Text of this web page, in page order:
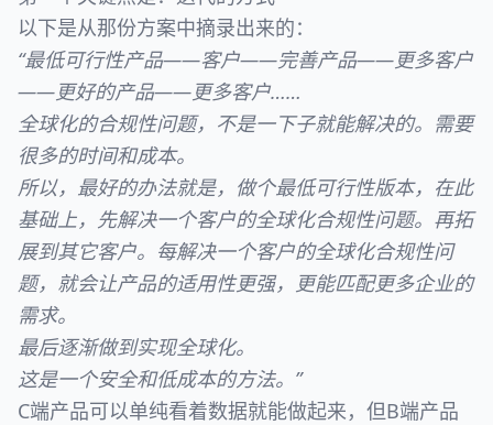
以下是从那份方案中摘录出来的：
“最低可行性产品——客户——完善产品——更多客户
——更好的产品——更多客户……
全球化的合规性问题，不是一下子就能解决的。需要
很多的时间和成本。
所以，最好的办法就是，做个最低可行性版本，在此
基础上，先解决一个客户的全球化合规性问题。再拓
展到其它客户。每解决一个客户的全球化合规性问
题，就会让产品的适用性更强，更能匹配更多企业的
需求。
最后逐渐做到实现全球化。
这是一个安全和低成本的方法。”
C端产品可以单纯看着数据就能做起来，但B端产品